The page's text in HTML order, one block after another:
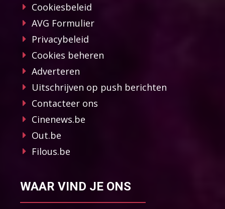
Cookiesbeleid
AVG Formulier
Privacybeleid
Cookies beheren
Adverteren
Uitschrijven op push berichten
Contacteer ons
Cinenews.be
Out.be
Filous.be
WAAR VIND JE ONS